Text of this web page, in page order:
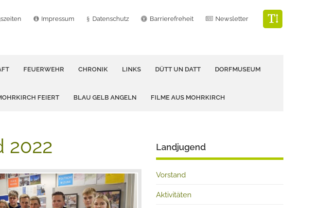
Impressum Datenschutz Barrierefreheit Newsletter
FEUERWEHR CHRONIK LINKS DÜTT UN DATT DORFMUSEUM
FEIERT BLAU GELB ANGELN FILME AUS MOHRKIRCH
2022 Landjugend
Vorstand
Aktivitäten